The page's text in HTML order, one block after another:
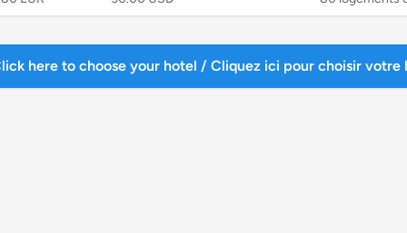
here to choose your hotel / Cliquez ici pour choisir votre